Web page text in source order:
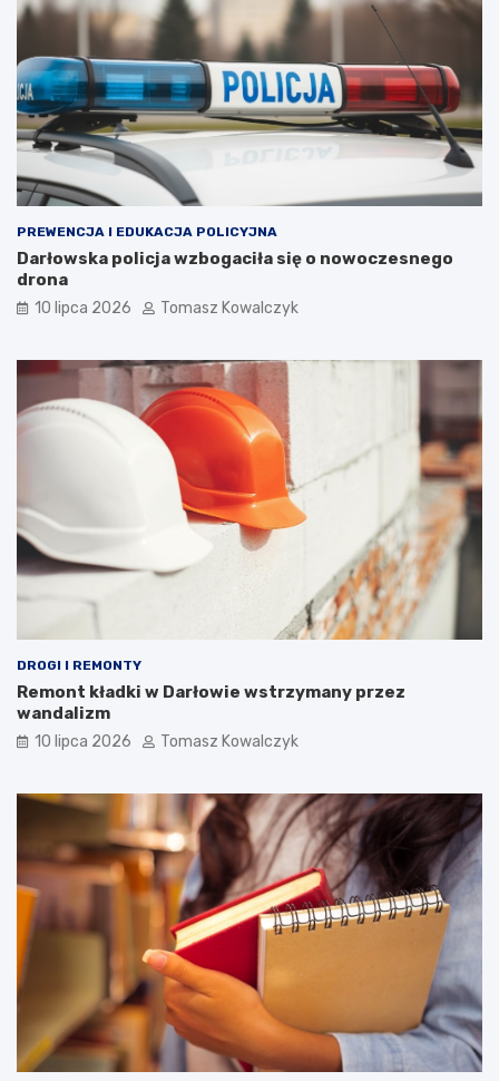
PREWENCJA I EDUKACJA POLICYJNA
Darłowska policja wzbogaciła się o nowoczesnego
drona
10 lipca 2026 Tomasz Kowalczyk
DROGI I REMONTY
Remont kładki w Darłowie wstrzymany przez
wandalizm
10 lipca 2026 Tomasz Kowalczyk